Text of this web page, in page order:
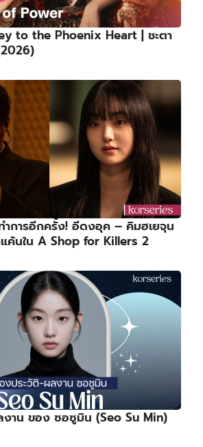
to the Phoenix Heart | ชะตา
ำการอีกครั้ง! อีดงอุค – คิมฮเยจุน
ค้นใน A Shop for Killers 2
าน ของ ซอซูมิน (Seo Su Min)